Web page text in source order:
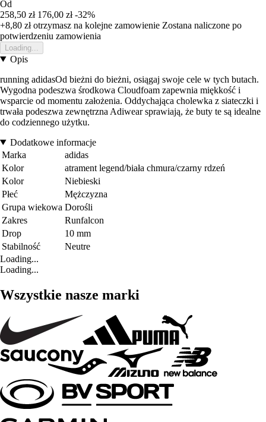
Od
258,50 zł 176,00 zł -32%
+8,80 złotrzymasz na kolejne zamowienie Zostana naliczone po
potwierdzeniu zamowienia
Loading...
Opis
running adidasOd bieżni do bieżni, osiągaj swoje cele w tych butach.
Wygodna podeszwa środkowa Cloudfoam zapewnia miękkość i
wsparcie od momentu założenia. Oddychająca cholewka z siateczki i
trwała podeszwa zewnętrzna Adiwear sprawiają, że buty te są idealne
do codziennego użytku.
Dodatkowe informacje
Marka
adidas
Kolor
atrament legend/biała chmura/czarny rdzeń
Kolor
Niebieski
Płeć
Mężczyzna
Grupa wiekowa Dorośli
Zakres
Runfalcon
Drop
10 mm
Stabilność
Neutre
Loading...
Loading...
Wszystkie nasze marki